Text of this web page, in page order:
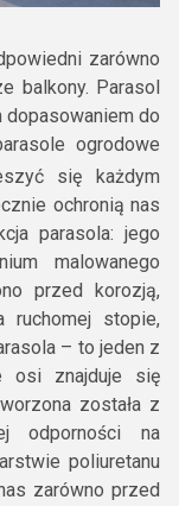
zarówno
balkony. Parasol
dopasowaniem do
ogrodowe
się każdym
ochronią nas
parasola: jego
malowanego
przed korozją,
ruchomej stopie,
– to jeden z
osi znajduje się
została z
odporności na
poliuretanu
zarówno przed